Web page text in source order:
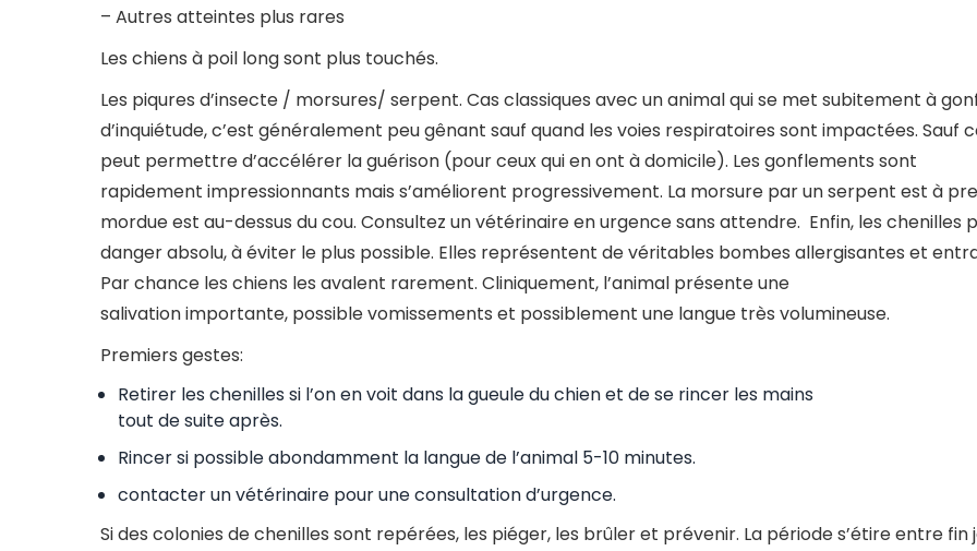
– Autres atteintes plus rares
Les chiens à poil long sont plus touchés.
Les piqures d’insecte / morsures/ serpent. Cas classiques avec un animal qui se met subitement à
d’inquiétude, c’est généralement peu gênant sauf quand les voies respiratoires sont impactées.
peut permettre d’accélérer la guérison (pour ceux qui en ont à domicile). Les gonflements sont
rapidement impressionnants mais s’améliorent progressivement. La morsure par un serpent est à
mordue est au-dessus du cou. Consultez un vétérinaire en urgence sans attendre. Enfin, les chenilles
danger absolu, à éviter le plus possible. Elles représentent de véritables bombes allergisantes et
Par chance les chiens les avalent rarement. Cliniquement, l’animal présente une
salivation importante, possible vomissements et possiblement une langue très volumineuse.
Premiers gestes:
Retirer les chenilles si l’on en voit dans la gueule du chien et de se rincer les mains
tout de suite après.
Rincer si possible abondamment la langue de l’animal 5-10 minutes.
contacter un vétérinaire pour une consultation d’urgence.
Si des colonies de chenilles sont repérées, les piéger, les brûler et prévenir. La période s’étire entre